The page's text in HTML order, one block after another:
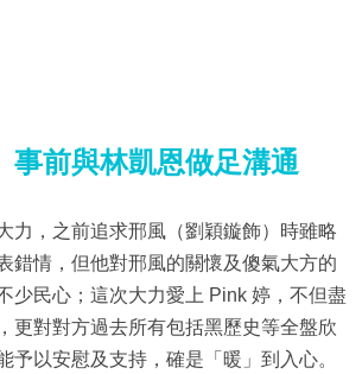
事前與林凱恩做足溝通
力，之前追求邢風（劉穎鏇飾）時雖略
錯情，但他對邢風的關懷及傻氣大方的
少民心；這次大力愛上 Pink 婷，不但盡
更對對方過去所有包括黑歷史等全盤欣
予以安慰及支持，確是「暖」到入心。